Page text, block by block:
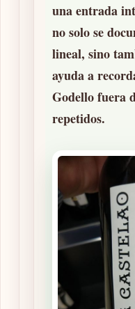
una entrada
no solo se
lineal, sino
ayuda a
Godello fuera
repetidos.